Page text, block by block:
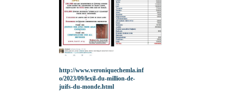
http://www.veroniquechemla.inf
o/2023/09/lexil-du-million-de-
juifs-du-monde.html